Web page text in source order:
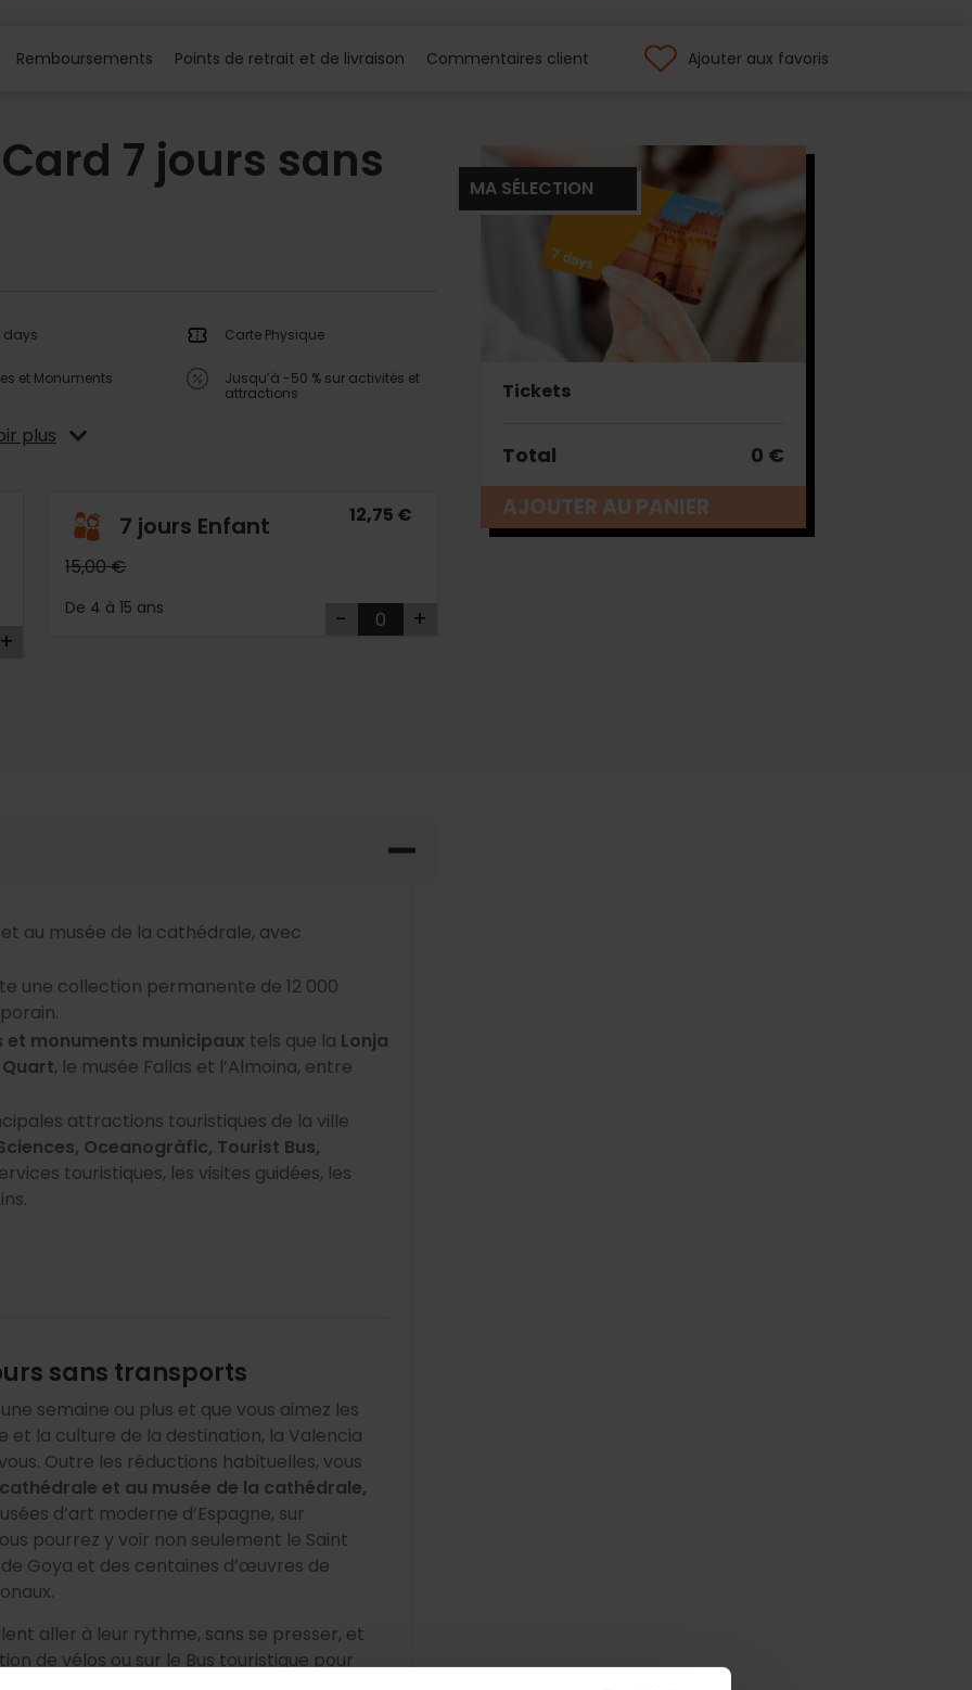
Remboursements Points de retrait et de livraison Commentaires client Ajouter aux favoris
7 jours sans
days Carte Physique
et Monuments
Jusqu’à -50 % sur activités et
attractions
plus
+
7 jours Enfant
15,00 €
De 4 à 15 ans
12,75 €
- +
MA SÉLECTION
Tickets
Total 0 €
AJOUTER AU PANIER
et au musée de la cathédrale, avec
une collection permanente de 12 000
et monuments municipaux tels que la Lonja
, le musée Fallas et l’Almoina, entre
attractions touristiques de la ville
Oceanogràfic, Tourist Bus,
touristiques, les visites guidées, les
sans transports
semaine ou plus et que vous aimez les
et la culture de la destination, la Valencia
Outre les réductions habituelles, vous
cathédrale et au musée de la cathédrale,
d’art moderne d’Espagne, sur
pourrez y voir non seulement le Saint
Goya et des centaines d’œuvres de
aller à leur rythme, sans se presser, et
de vélos ou sur le Bus touristique pour